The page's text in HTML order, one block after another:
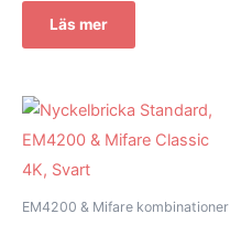
Läs mer
EM4200 & Mifare kombinationer